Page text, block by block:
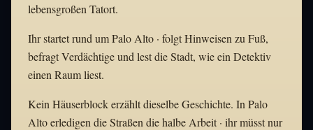
lebensgroßen Tatort.
Ihr startet rund um Palo Alto · folgt Hinweisen zu Fuß,
befragt Verdächtige und lest die Stadt, wie ein Detektiv
einen Raum liest.
Kein Häuserblock erzählt dieselbe Geschichte. In Palo
Alto erledigen die Straßen die halbe Arbeit · ihr müsst nur